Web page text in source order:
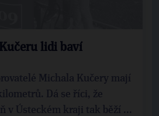
lidi baví
Michala Kučery mají
Dá se říci, že
v Ústeckém kraji tak běží ...